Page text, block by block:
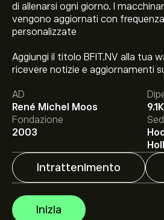
di allenarsi ogni giorno. I
vengono aggiornati con
personalizzate
Aggiungi il titolo BFIT.NV alla tua
ricevere notizie e aggiornamenti
AD
René Michel Moos
9.1K
Fondazione
2003
Intrattenimento
Inizia
Il prezzo attuale delle azioni
Il target di prezzo medio per le
35.14‎€‎.
su eToro per
Gli analisti offrono previsioni per le
basate su tendenze di mercato,
crescita prevista. Consulta le
futuri movimenti dei prezzi.